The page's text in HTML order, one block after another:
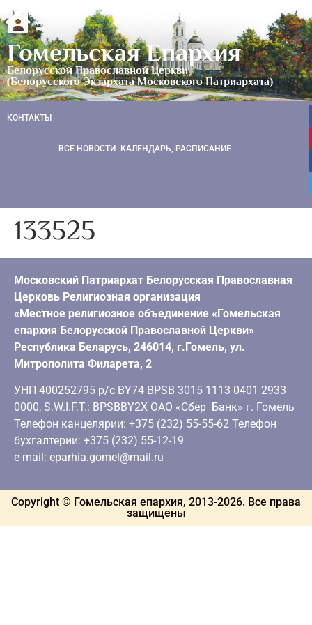
Гомельская Епархия
Белорусской Православной Церкви
(Белорусского Экзархата Московского Патриархата)
КОНТАКТЫ
ВСЕ НОВОСТИ КАЛЕНДАРЬ, РАСПИСАНИЕ
133525
Московский Патриархат Белорусская Православная
Церковь Религиозная организация
«Местное религиозное объединение «Гомельская
епархия Белорусской Православной Церкви»
Республика Беларусь, 246014, г.Гомель, ул.
Митрополита Филарета, 2
УНП 400252795 р/с BY74 BPSB 3015 1113 0401 2933
0000, S.W.I.F.T.: BPSBBY2X ОАО «Сбер Банк» г. Гомель
Телефон канцелярии: +375 (232) 55-55-62 Телефон
бухгалтерии: +375 (232) 55-12-19
e-mail: eparhia.gomel@mail.ru
Copyright © Гомельская епархия, 2013-2026. Все права
защищены